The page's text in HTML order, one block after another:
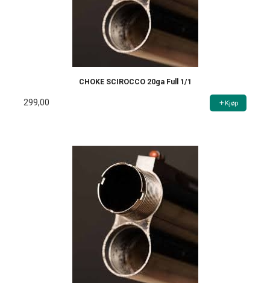
CHOKE SCIROCCO 20ga Full 1/1
299,00 Kjøp